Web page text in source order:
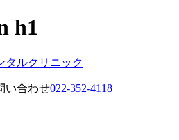
h1
い合わせ022-352-4118